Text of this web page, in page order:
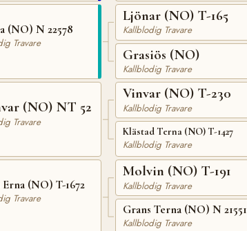
(NO) N 22578
Travare
(NO) NT 52
Travare
Erna (NO) T-1672
Travare
Ljönar (NO) T-165
Kallblodig Travare
Grasiös (NO)
Kallblodig Travare
Vinvar (NO) T-230
Kallblodig Travare
Klästad Terna (NO) T-1427
Kallblodig Travare
Molvin (NO) T-191
Kallblodig Travare
Grans Terna (NO) N 21551
Kallblodig Travare